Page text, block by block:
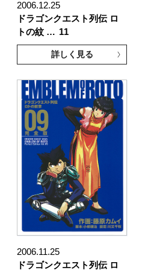
2006.12.25
ドラゴンクエスト列伝 ロ
トの紋 … 11
詳しく見る
2006.11.25
ドラゴンクエスト列伝 ロ